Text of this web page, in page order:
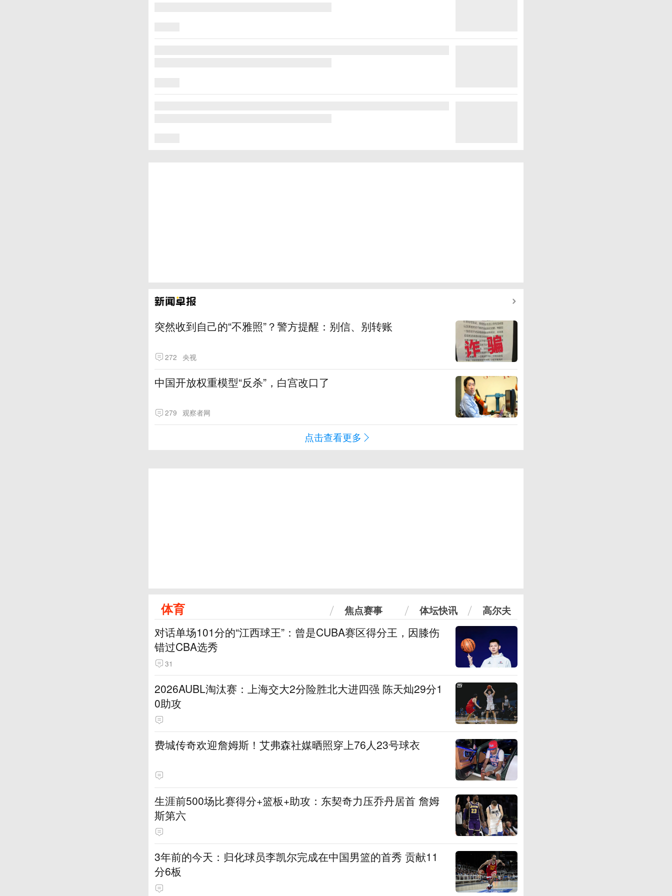
突然收到自己的“不雅照”？警方提醒：别信、别转账
272 央视
中国开放权重模型“反杀”，白宫改口了
279 观察者网
点击查看更多
体育 焦点赛事 体坛快讯 高尔夫
对话单场101分的“江西球王”：曾是CUBA赛区得分王，因膝伤
错过CBA选秀
31
2026AUBL淘汰赛：上海交大2分险胜北大进四强 陈天灿29分1
0助攻
费城传奇欢迎詹姆斯！艾弗森社媒晒照穿上76人23号球衣
生涯前500场比赛得分+篮板+助攻：东契奇力压乔丹居首 詹姆
斯第六
3年前的今天：归化球员李凯尔完成在中国男篮的首秀 贡献11
分6板